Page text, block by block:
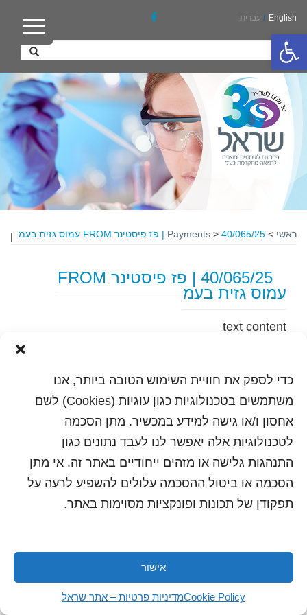
פתח סרגל נגישות
כדי לספק את חוויית השימוש הטובה ביותר, אנו
משתמשים בטכנולוגיות כגון עוגיות (Cookies) לשם
אחסון ו/או גישה למידע במכשיר. מתן הסכמה
לטכנולוגיות אלה יאפשר לנו לעבד נתונים כגון
התנהגות גלישה או מזהים ייחודיים באתר זה. אי מתן
הסכמה או ביטול ההסכמה עלולים להשפיע לרעה על
תפקודן של תכונות ופונקציות מסוימות באתר.
אישור
Cookie Policyמדיניות פרטיות – אתר שראל
English
/ עברית
ראשי >
Payments > 40/065/25 | פז פיסטינר FROM עמוס גזית בעמ |
40/065/25 | פז פיסטינר FROM
עמוס גזית בעמ
text content
כל הזכויות שמורות לשראל 2018 | עיצוב ותכנות: סטודיו
"היוצרים"